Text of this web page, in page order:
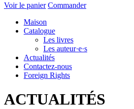
Voir le panier Commander
Maison
Catalogue
Les livres
Les auteur·e·s
Actualités
Contactez-nous
Foreign Rights
ACTUALITÉS